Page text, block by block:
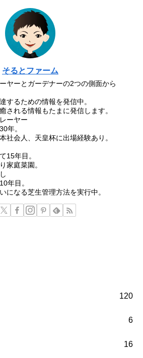
そるとファーム
ヤーとガーデナーの2つの側面から
するための情報を発信中。
される情報もたまに発信します。
ーヤー
年。
社会人、天皇杯に出場経験あり。
15年目。
家庭菜園。
年目。
になる芝生管理方法を実行中。
120
6
16